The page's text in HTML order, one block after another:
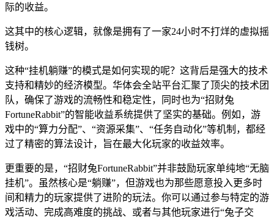
际的收益。
这其中的核心逻辑，就像是拥有了一家24小时不打烊的虚拟摇
钱树。
这种“挂机躺赚”的模式是如何实现的呢？这背后是强大的技术
支持和精妙的经济模型。华体会全站平台汇聚了顶尖的技术团
队，确保了游戏的流畅性和稳定性，同时也为“招财兔
FortuneRabbit”的智能收益系统提供了坚实的基础。例如，游
戏中的“算力分配”、“资源采集”、“任务自动化”等机制，都经
过了精密的算法设计，旨在最大化玩家的收益效率。
更重要的是，“招财兔FortuneRabbit”并非鼓励玩家单纯地“无脑
挂机”。虽然核心是“躺赚”，但游戏也为那些愿意投入更多时
间和精力的玩家提供了进阶的玩法。你可以通过参与特定的游
戏活动、完成高难度的挑战、或者与其他玩家进行“兔子交